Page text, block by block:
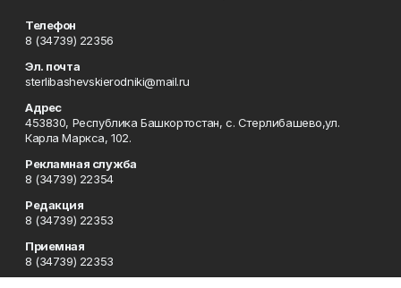
Телефон
8 (34739) 22356
Эл. почта
sterlibashevskierodniki@mail.ru
Адрес
453830, Республика Башкортостан, c. Стерлибашево,ул.
Карла Маркса, 102.
Рекламная служба
8 (34739) 22354
Редакция
8 (34739) 22353
Приемная
8 (34739) 22353